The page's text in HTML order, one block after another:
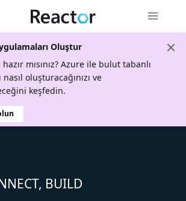
Oluştur
mısınız? Azure ile bulut tabanlı
oluşturacağınızı ve
keşfedin.
BUILD